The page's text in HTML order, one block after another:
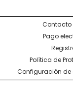
Contacto
Pago
Política de
Configuración de